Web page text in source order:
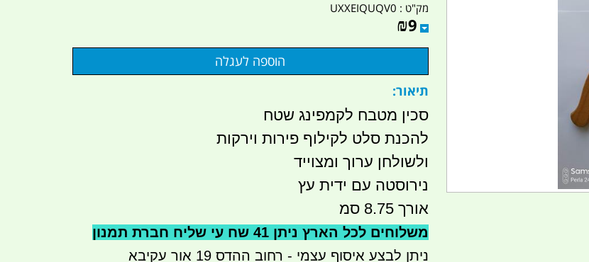
מק"ט : UXXEIQUQV0
₪9
תיאור:
סכין מטבח לקמפינג שטח
להכנת סלט לקילוף פירות וירקות
ולשולחן ערוך ומצוייד
נירוסטה עם ידית עץ
אורך 8.75 סמ
משלוחים לכל הארץ ניתן 41 שח עי שליח חברת תמנון
ניתן לבצע איסוף עצמי - רחוב ההדס 19 אור עקיבא